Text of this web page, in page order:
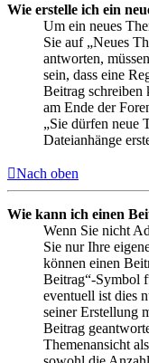
Wie erstelle ich ein
Um ein neues
Sie auf „Neues
antworten,
sein, dass eine
Beitrag schreiben
am Ende der
„Sie dürfen neue
Dateianhänge
Nach oben
Wie kann ich einen
Wenn Sie nicht
Sie nur Ihre
können einen
Beitrag“-Symbol
eventuell ist dies
seiner Erstellung
Beitrag
Themenansicht